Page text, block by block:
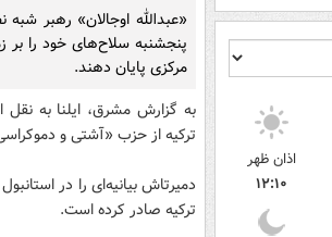
اذان ظهر
۱۲:۱۰
«عبدالله اوجالان» رهبر
پنجشنبه سلاح‌های خود را
مرکزی پایان دهند.
به گزارش مشرق، ایلنا به نقل
ترکیه از حزب «آشتی و
دمیرتاش بیانیه‌ای را در
ترکیه صادر کرده است.